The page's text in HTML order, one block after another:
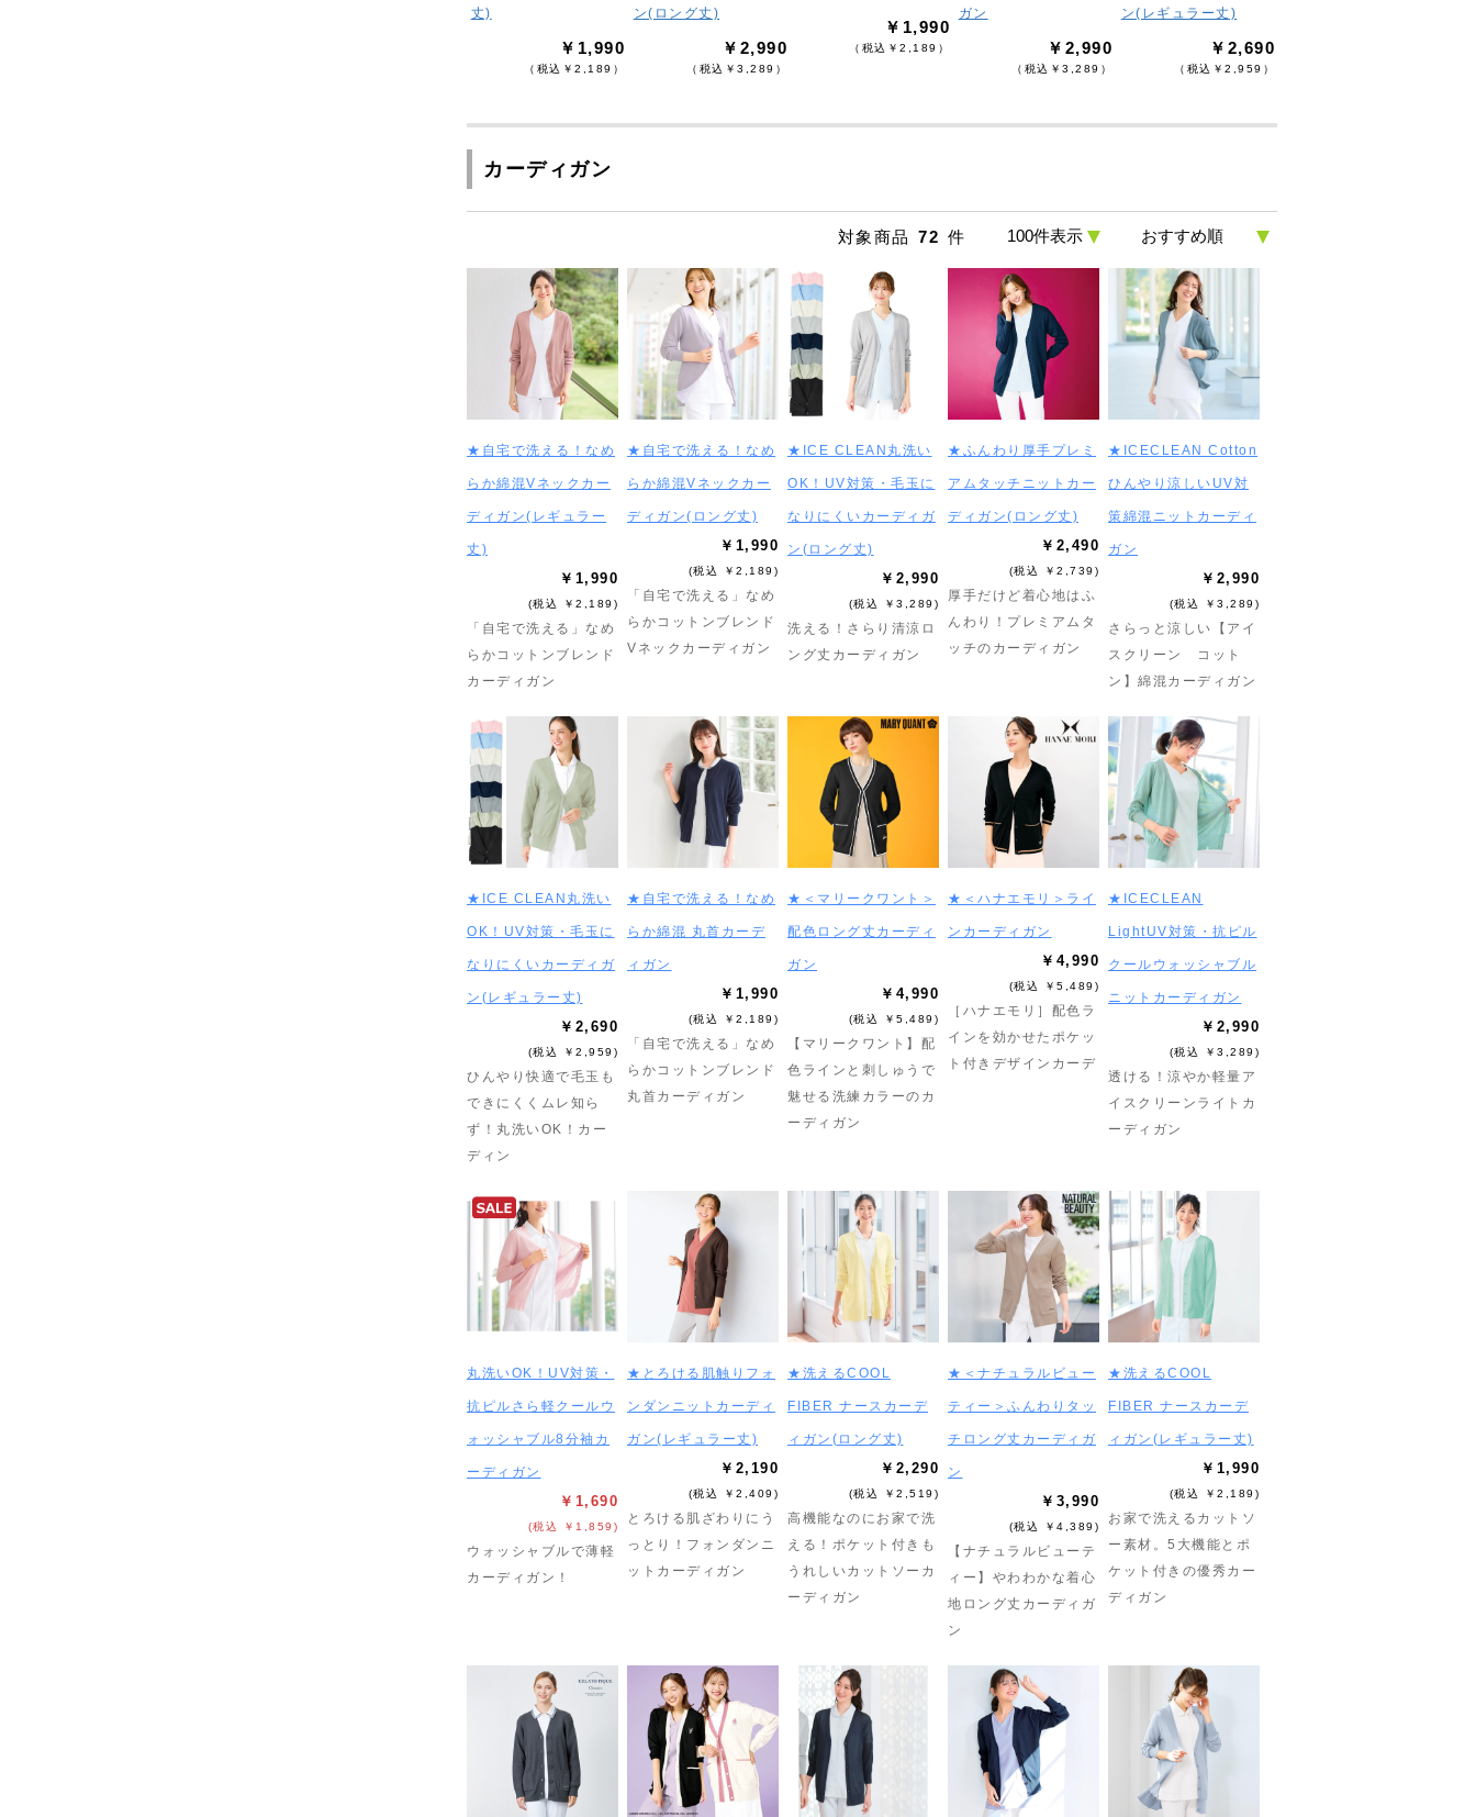
丈)
￥1,990
（税込￥2,189）
ン(ロング丈)
￥2,990
（税込￥3,289）
￥1,990
（税込￥2,189）
ガン
￥2,990
（税込￥3,289）
ン(レギュラー丈)
￥2,690
（税込￥2,959）
カーディガン
対象商品 72 件
★自宅で洗える！なめ
らか綿混Vネックカー
ディガン(レギュラー
丈)
￥1,990
(税込 ￥2,189)
「自宅で洗える」なめ
らかコットンブレンド
カーディガン
★自宅で洗える！なめ
らか綿混Vネックカー
ディガン(ロング丈)
￥1,990
(税込 ￥2,189)
「自宅で洗える」なめ
らかコットンブレンド
Vネックカーディガン
★ICE CLEAN丸洗い
OK！UV対策・毛玉に
なりにくいカーディガ
ン(ロング丈)
￥2,990
(税込 ￥3,289)
洗える！さらり清涼ロ
ング丈カーディガン
★ふんわり厚手プレミ
アムタッチニットカー
ディガン(ロング丈)
￥2,490
(税込 ￥2,739)
厚手だけど着心地はふ
んわり！プレミアムタ
ッチのカーディガン
★ICECLEAN Cotton
ひんやり涼しいUV対
策綿混ニットカーディ
ガン
￥2,990
(税込 ￥3,289)
さらっと涼しい【アイ
スクリーン コット
ン】綿混カーディガン
★ICE CLEAN丸洗い
OK！UV対策・毛玉に
なりにくいカーディガ
ン(レギュラー丈)
￥2,690
(税込 ￥2,959)
ひんやり快適で毛玉も
できにくくムレ知ら
ず！丸洗いOK！カー
ディン
★自宅で洗える！なめ
らか綿混 丸首カーデ
ィガン
￥1,990
(税込 ￥2,189)
「自宅で洗える」なめ
らかコットンブレンド
丸首カーディガン
★＜マリークワント＞
配色ロング丈カーディ
ガン
￥4,990
(税込 ￥5,489)
【マリークワント】配
色ラインと刺しゅうで
魅せる洗練カラーのカ
ーディガン
★＜ハナエモリ＞ライ
ンカーディガン
￥4,990
(税込 ￥5,489)
［ハナエモリ］配色ラ
インを効かせたポケッ
ト付きデザインカーデ
★ICECLEAN
LightUV対策・抗ピル
クールウォッシャブル
ニットカーディガン
￥2,990
(税込 ￥3,289)
透ける！涼やか軽量ア
イスクリーンライトカ
ーディガン
丸洗いOK！UV対策・
抗ピルさら軽クールウ
ォッシャブル8分袖カ
ーディガン
￥1,690
(税込 ￥1,859)
ウォッシャブルで薄軽
カーディガン！
★とろける肌触りフォ
ンダンニットカーディ
ガン(レギュラー丈)
￥2,190
(税込 ￥2,409)
とろける肌ざわりにう
っとり！フォンダンニ
ットカーディガン
★洗えるCOOL
FIBER ナースカーデ
ィガン(ロング丈)
￥2,290
(税込 ￥2,519)
高機能なのにお家で洗
える！ポケット付きも
うれしいカットソーカ
ーディガン
★＜ナチュラルビュー
ティー＞ふんわりタッ
チロング丈カーディガ
ン
￥3,990
(税込 ￥4,389)
【ナチュラルビューテ
ィー】やわわかな着心
地ロング丈カーディガ
ン
★洗えるCOOL
FIBER ナースカーデ
ィガン(レギュラー丈)
￥1,990
(税込 ￥2,189)
お家で洗えるカットソ
ー素材。5大機能とポ
ケット付きの優秀カー
ディガン